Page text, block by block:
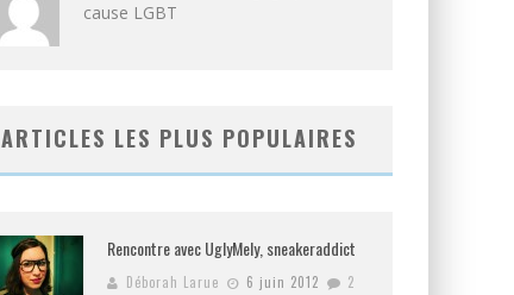
cause LGBT
ARTICLES LES PLUS POPULAIRES
Rencontre avec UglyMely, sneakeraddict
Déborah Larue 6 juin 2012 2